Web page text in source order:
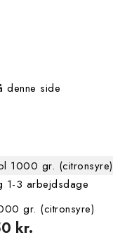
denne side
1-3 arbejdsdage
gr. (citronsyre)
kr.